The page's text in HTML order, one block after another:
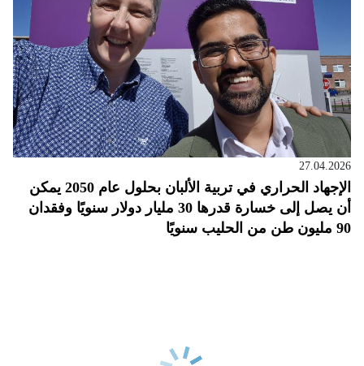
27.04.2026
الإجهاد الحراري في تربية الألبان بحلول عام 2050 يمكن
أن يصل إلى خسارة قدرها 30 مليار دولار سنويًا وفقدان
90 مليون طن من الحليب سنويًا